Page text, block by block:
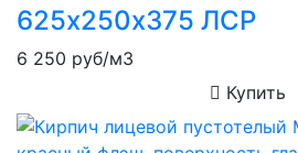
625х250х375 ЛСР
6 250 руб/м3
Купить